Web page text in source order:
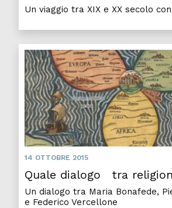
Un viaggio tra XIX e XX secolo
14 OTTOBRE 2015
Quale dialogo tra
Un dialogo tra Maria Bonafede,
e Federico Vercellone